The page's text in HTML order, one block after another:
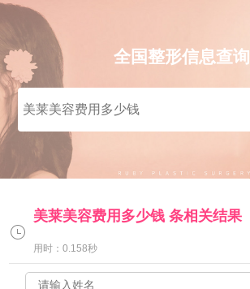
全国整形信息查询
美莱美容费用多少钱条相关结果
用时：0.158秒